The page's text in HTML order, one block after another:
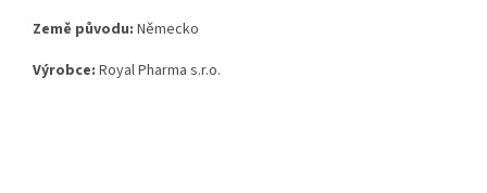
Země původu: Německo
Výrobce: Royal Pharma s.r.o.